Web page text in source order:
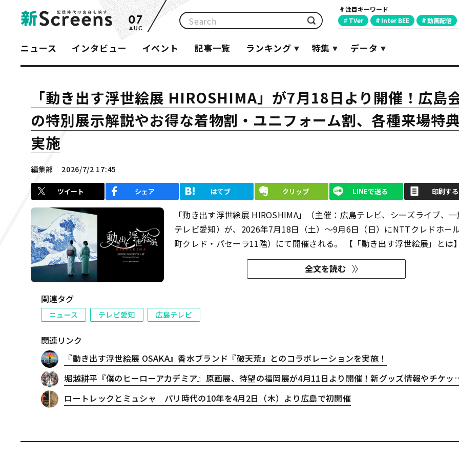
07
AUG
注目キーワード
TVer
Inter BEE 動画配信
ニュース インタビュー イベント 記事一覧 ランキング 特集 データ
「動き出す浮世絵展 HIROSHIMA」が7月18日より開催！広島
の特別展示解説やお得な着物割・ユニフォーム割、各種来場特
実施
編集部 2026/7/2 17:45
ツイート シェア はてブ クリップ LINEで送る 印刷する
「動き出す浮世絵展 HIROSHIMA」（主催：広島テレビ、シーズライブ、
テレビ愛知）が、2026年7月18日（土）～9月6日（日）にNTTクレドホー
町クレド・パセーラ11階）にて開催される。 【「動き出す浮世絵展」とは】
「動き出す浮世絵展」は、葛飾北斎、歌川国芳、歌川広重、喜多川歌麿、
写楽、歌川国貞など世界的な浮世...全文を読む
関連タグ
ニュース テレビ愛知 広島テレビ
関連リンク
『動き出す浮世絵展 OSAKA』香水ブランド『破天荒』とのコラボレーションを実施！
堀越耕平『僕のヒーローアカデミア』原画展、待望の福岡展が4月11日より開催！新グッズ情報やチケット販売方法の変更も決定
ロートレックとミュシャ パリ時代の10年を4月2日（木）より広島で初開催